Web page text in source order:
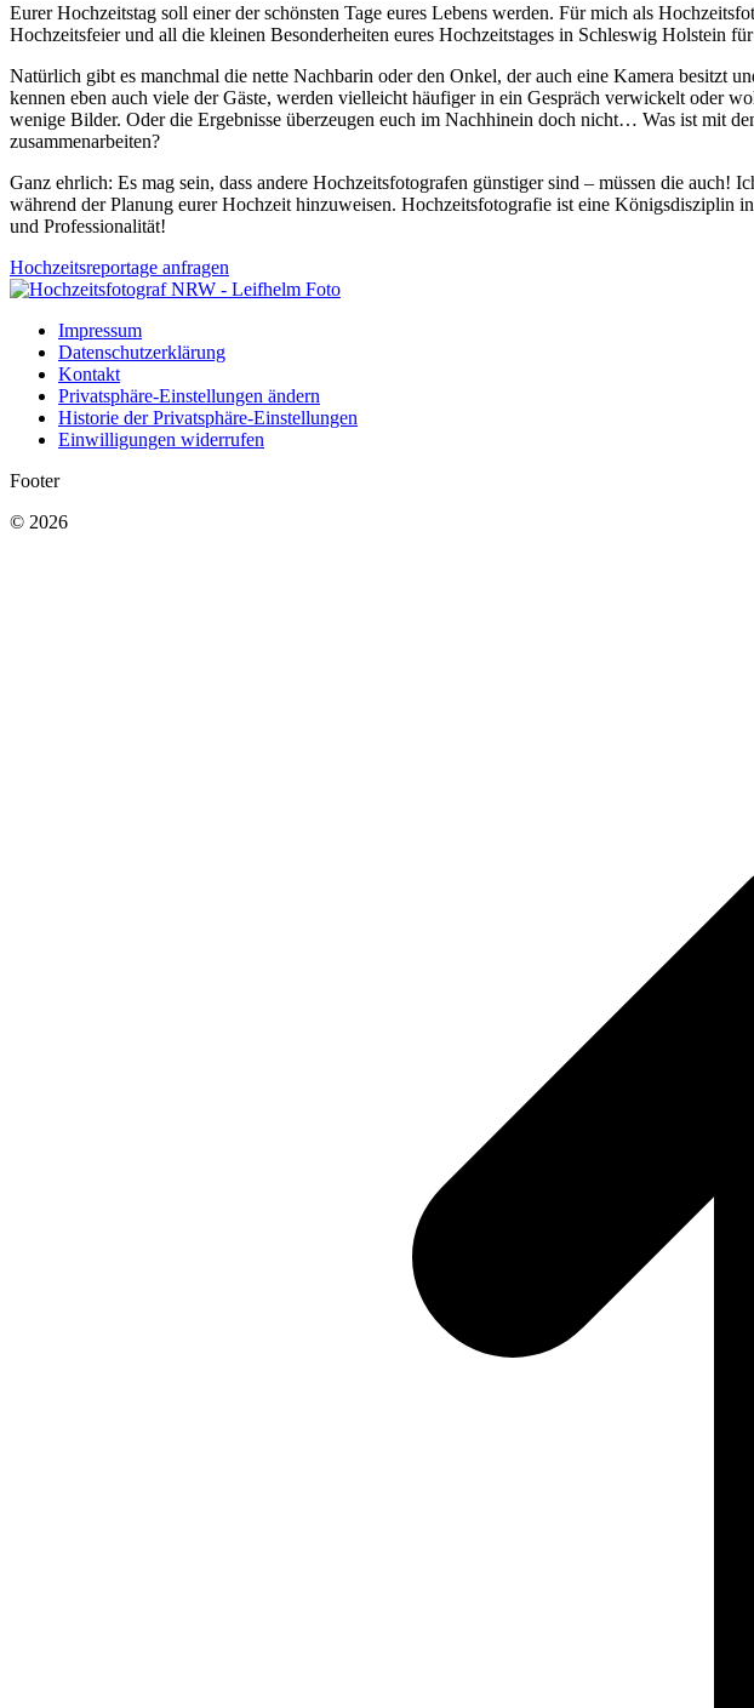
Eurer Hochzeitstag soll einer der schönsten Tage eures Lebens werden. Für mich als
Hochzeitsfeier und all die kleinen Besonderheiten eures Hochzeitstages in Schleswig Holstein
Natürlich gibt es manchmal die nette Nachbarin oder den Onkel, der auch eine Kamera besitzt
kennen eben auch viele der Gäste, werden vielleicht häufiger in ein Gespräch verwickelt oder
wenige Bilder. Oder die Ergebnisse überzeugen euch im Nachhinein doch nicht… Was ist mit
zusammenarbeiten?
Ganz ehrlich: Es mag sein, dass andere Hochzeitsfotografen günstiger sind – müssen die
während der Planung eurer Hochzeit hinzuweisen. Hochzeitsfotografie ist eine Königsdisziplin
und Professionalität!
Hochzeitsreportage anfragen
Impressum
Datenschutzerklärung
Kontakt
Privatsphäre-Einstellungen ändern
Historie der Privatsphäre-Einstellungen
Einwilligungen widerrufen
Footer
© 2026